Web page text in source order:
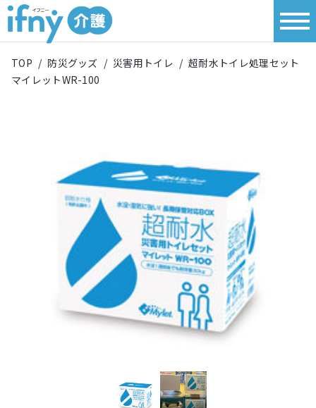
TOP / 防災グッズ / 災害用トイレ / 超耐水トイレ処理セット
マイレットWR-100